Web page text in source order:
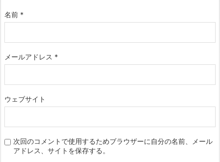
名前 *
メールアドレス *
ウェブサイト
次回のコメントで使用するためブラウザーに自分の名前、メール
アドレス、サイトを保存する。